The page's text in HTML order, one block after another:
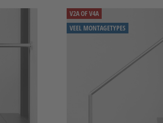
V2A OF V4A
VEEL MONTAGETYPES